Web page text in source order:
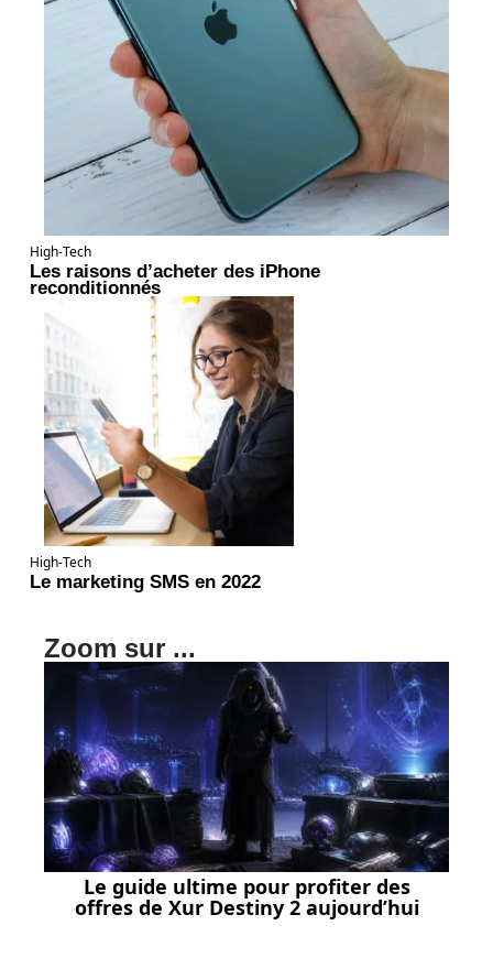
High-Tech
Les raisons d’acheter des iPhone
reconditionnés
High-Tech
Le marketing SMS en 2022
Zoom sur ...
Le guide ultime pour profiter des
offres de Xur Destiny 2 aujourd’hui